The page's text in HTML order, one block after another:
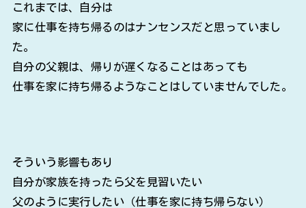
これまでは、自分は
家に仕事を持ち帰るのはナンセンスだと思っていまし
た。
自分の父親は、帰りが遅くなることはあっても
仕事を家に持ち帰るようなことはしていませんでした。
そういう影響もあり
自分が家族を持ったら父を見習いたい
父のように実行したい（仕事を家に持ち帰らない）